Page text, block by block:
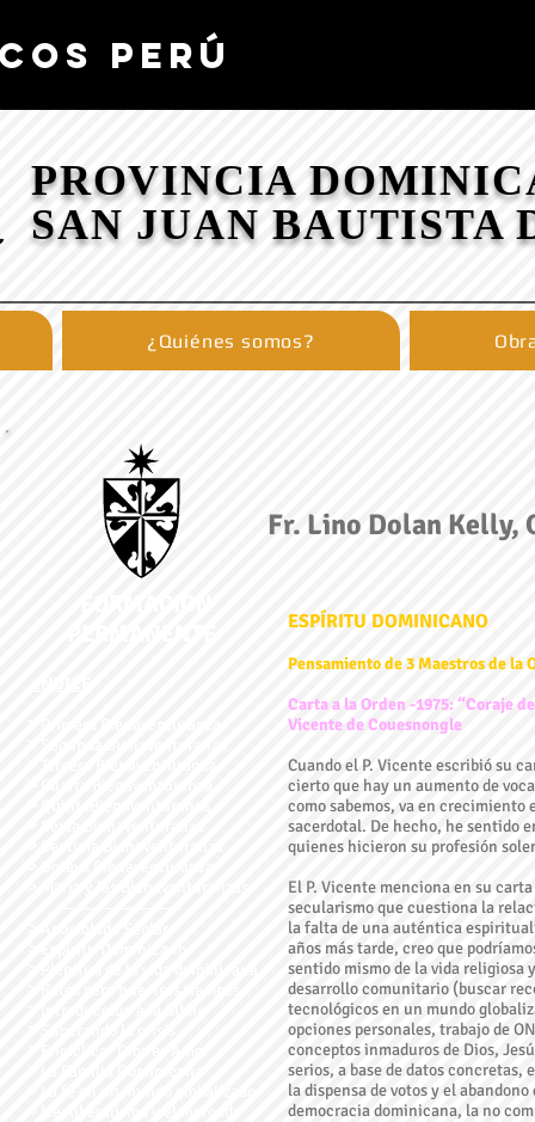
PERÚ
PROVINCIA
SAN JUAN BAUTISTA
¿Quiénes somos?
Fr. Lino Dolan Kelly,
ESPÍRITU DOMINICANO
Pensamiento de 3 Maestros de
Carta a la Orden -1975: “Coraje
Vicente de Couesnongle
Cuando el P. Vicente escribió su
cierto que hay un aumento de
como sabemos, va en crecimiento
sacerdotal. De hecho, he sentido
quienes hicieron su profesión
El P. Vicente menciona en su
secularismo que cuestiona la
la falta de una auténtica
años más tarde, creo que
sentido mismo de la vida religiosa
desarrollo comunitario (buscar
tecnológicos en un mundo
opciones personales, trabajo de
conceptos inmaduros de Dios,
serios, a base de datos
la dispensa de votos y el
democracia dominicana, la no